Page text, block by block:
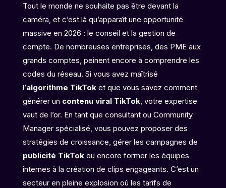
Tout le monde ne souhaite pas être devant la
caméra, et c’est là qu’apparaît une opportunité
massive en 2026 : le conseil et la gestion de
compte. De nombreuses entreprises, des PME aux
grands comptes, peinent encore à comprendre les
codes du réseau. Si vous avez maîtrisé
l’algorithme TikToket que vous savez comment
générer un contenu viral TikTok, votre expertise
vaut de l’or. En tant que consultant ou Community
Manager spécialisé, vous pouvez proposer des
stratégies de croissance, gérer les campagnes de
publicité TikTokou encore former les équipes
internes à la création de clips engageants. C’est un
secteur en pleine explosion où les tarifs de